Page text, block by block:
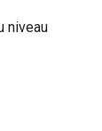
niveau